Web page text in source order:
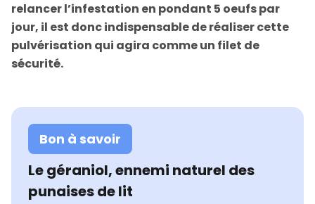
relancer l’infestation en pondant 5 oeufs par
jour, il est donc indispensable de réaliser cette
pulvérisation qui agira comme un filet de
sécurité.
Bon à savoir
Le géraniol, ennemi naturel des
punaises de lit